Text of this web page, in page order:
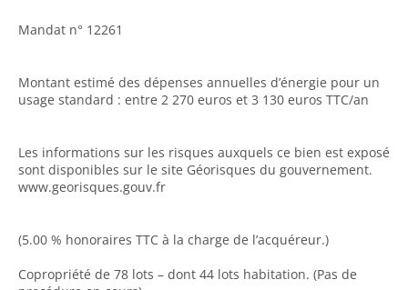
Mandat n° 12261
Montant estimé des dépenses annuelles d’énergie pour un
usage standard : entre 2 270 euros et 3 130 euros TTC/an
Les informations sur les risques auxquels ce bien est exposé
sont disponibles sur le site Géorisques du gouvernement.
www.georisques.gouv.fr
(5.00 % honoraires TTC à la charge de l’acquéreur.)
Copropriété de 78 lots – dont 44 lots habitation. (Pas de